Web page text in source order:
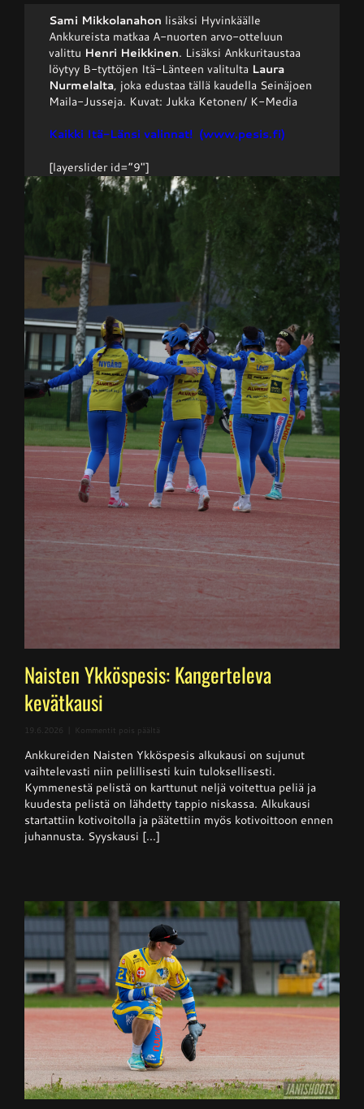
Junnupesis
Fanituotteet
Info
Yhteystiedot
Sami Mikkolanahon lisäksi Hyvinkäälle
Ankkureista matkaa A-nuorten arvo-otteluun
valittu Henri Heikkinen. Lisäksi Ankkuritaustaa
löytyy B-tyttöjen Itä-Länteen valitulta Laura
Nurmelalta, joka edustaa tällä kaudella Seinäjoen
Maila-Jusseja. Kuvat: Jukka Ketonen/ K-Media
Kaikki Itä-Länsi valinnat! (www.pesis.fi)
[layerslider id=”9″]
Naisten Ykköspesis: Kangerteleva
kevätkausi
19.6.2026 Kommentit pois päältä
Ykköspesis:
Kangerteleva
kevätkausi
Ankkureiden Naisten Ykköspesis alkukausi on sujunut
vaihtelevasti niin pelillisesti kuin tuloksellisesti.
Kymmenestä pelistä on karttunut neljä voitettua peliä ja
kuudesta pelistä on lähdetty tappio niskassa. Alkukausi
startattiin kotivoitolla ja päätettiin myös kotivoittoon ennen
juhannusta. Syyskausi [...]